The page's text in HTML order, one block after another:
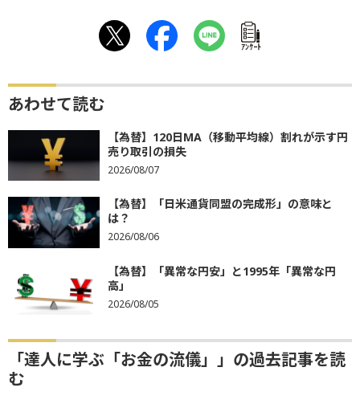
ｱﾝｹｰﾄ
あわせて読む
【為替】120日MA（移動平均線）割れが示す円
売り取引の損失
2026/08/07
【為替】「日米通貨同盟の完成形」の意味と
は？
2026/08/06
【為替】「異常な円安」と1995年「異常な円
高」
2026/08/05
「達人に学ぶ「お金の流儀」」の過去記事を読
む